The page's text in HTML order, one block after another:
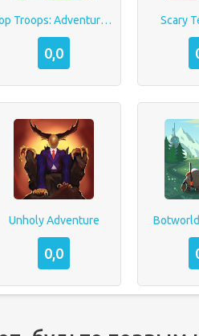
Top Troops: Adventure RPG
0,0
Scary
Unholy Adventure
0,0